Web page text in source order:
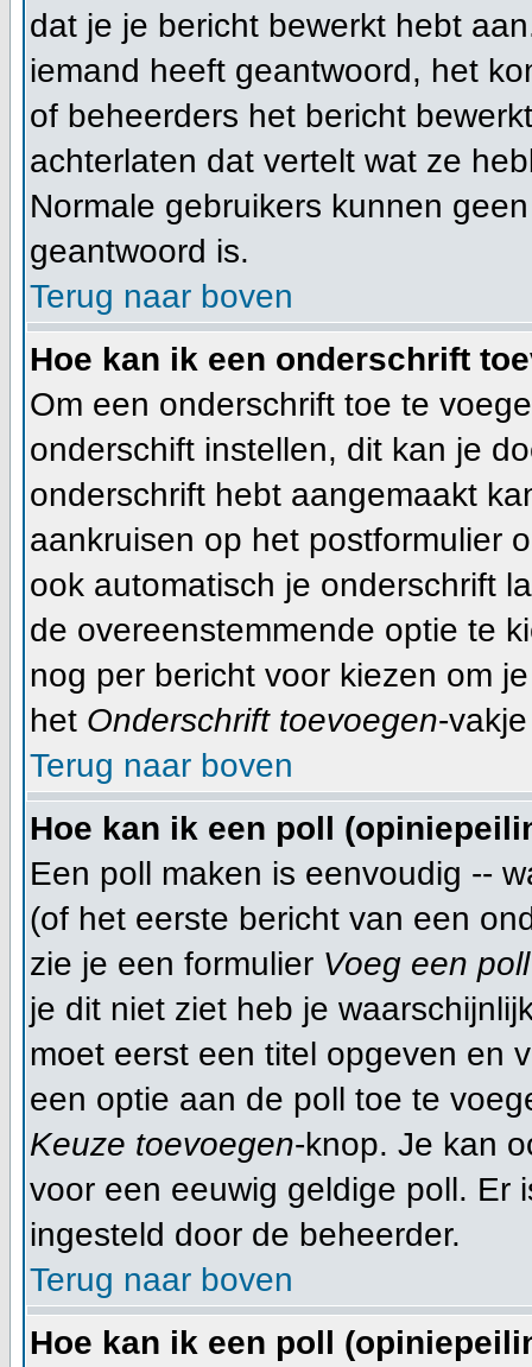
dat je je bericht bewerkt hebt
iemand heeft geantwoord, het
of beheerders het bericht
achterlaten dat vertelt wat ze
Normale gebruikers kunnen
geantwoord is.
Terug naar boven
Hoe kan ik een onderschrift
Om een onderschrift toe te
onderschift instellen, dit kan je
onderschrift hebt aangemaakt
aankruisen op het postformulier
ook automatisch je onderschrift
de overeenstemmende optie te
nog per bericht voor kiezen om
het Onderschrift toevoegen-
Terug naar boven
Hoe kan ik een poll
Een poll maken is eenvoudig --
(of het eerste bericht van een
zie je een formulier Voeg een
je dit niet ziet heb je
moet eerst een titel opgeven en
een optie aan de poll toe te
Keuze toevoegen-knop. Je kan
voor een eeuwig geldige poll. Er
ingesteld door de beheerder.
Terug naar boven
Hoe kan ik een poll